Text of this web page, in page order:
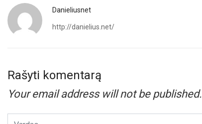
Danieliusnet
http://danielius.net/
Rašyti komentarą
Your email address will not be published.